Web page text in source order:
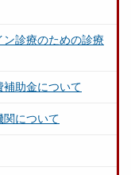
診療のための診療
助金について
関について